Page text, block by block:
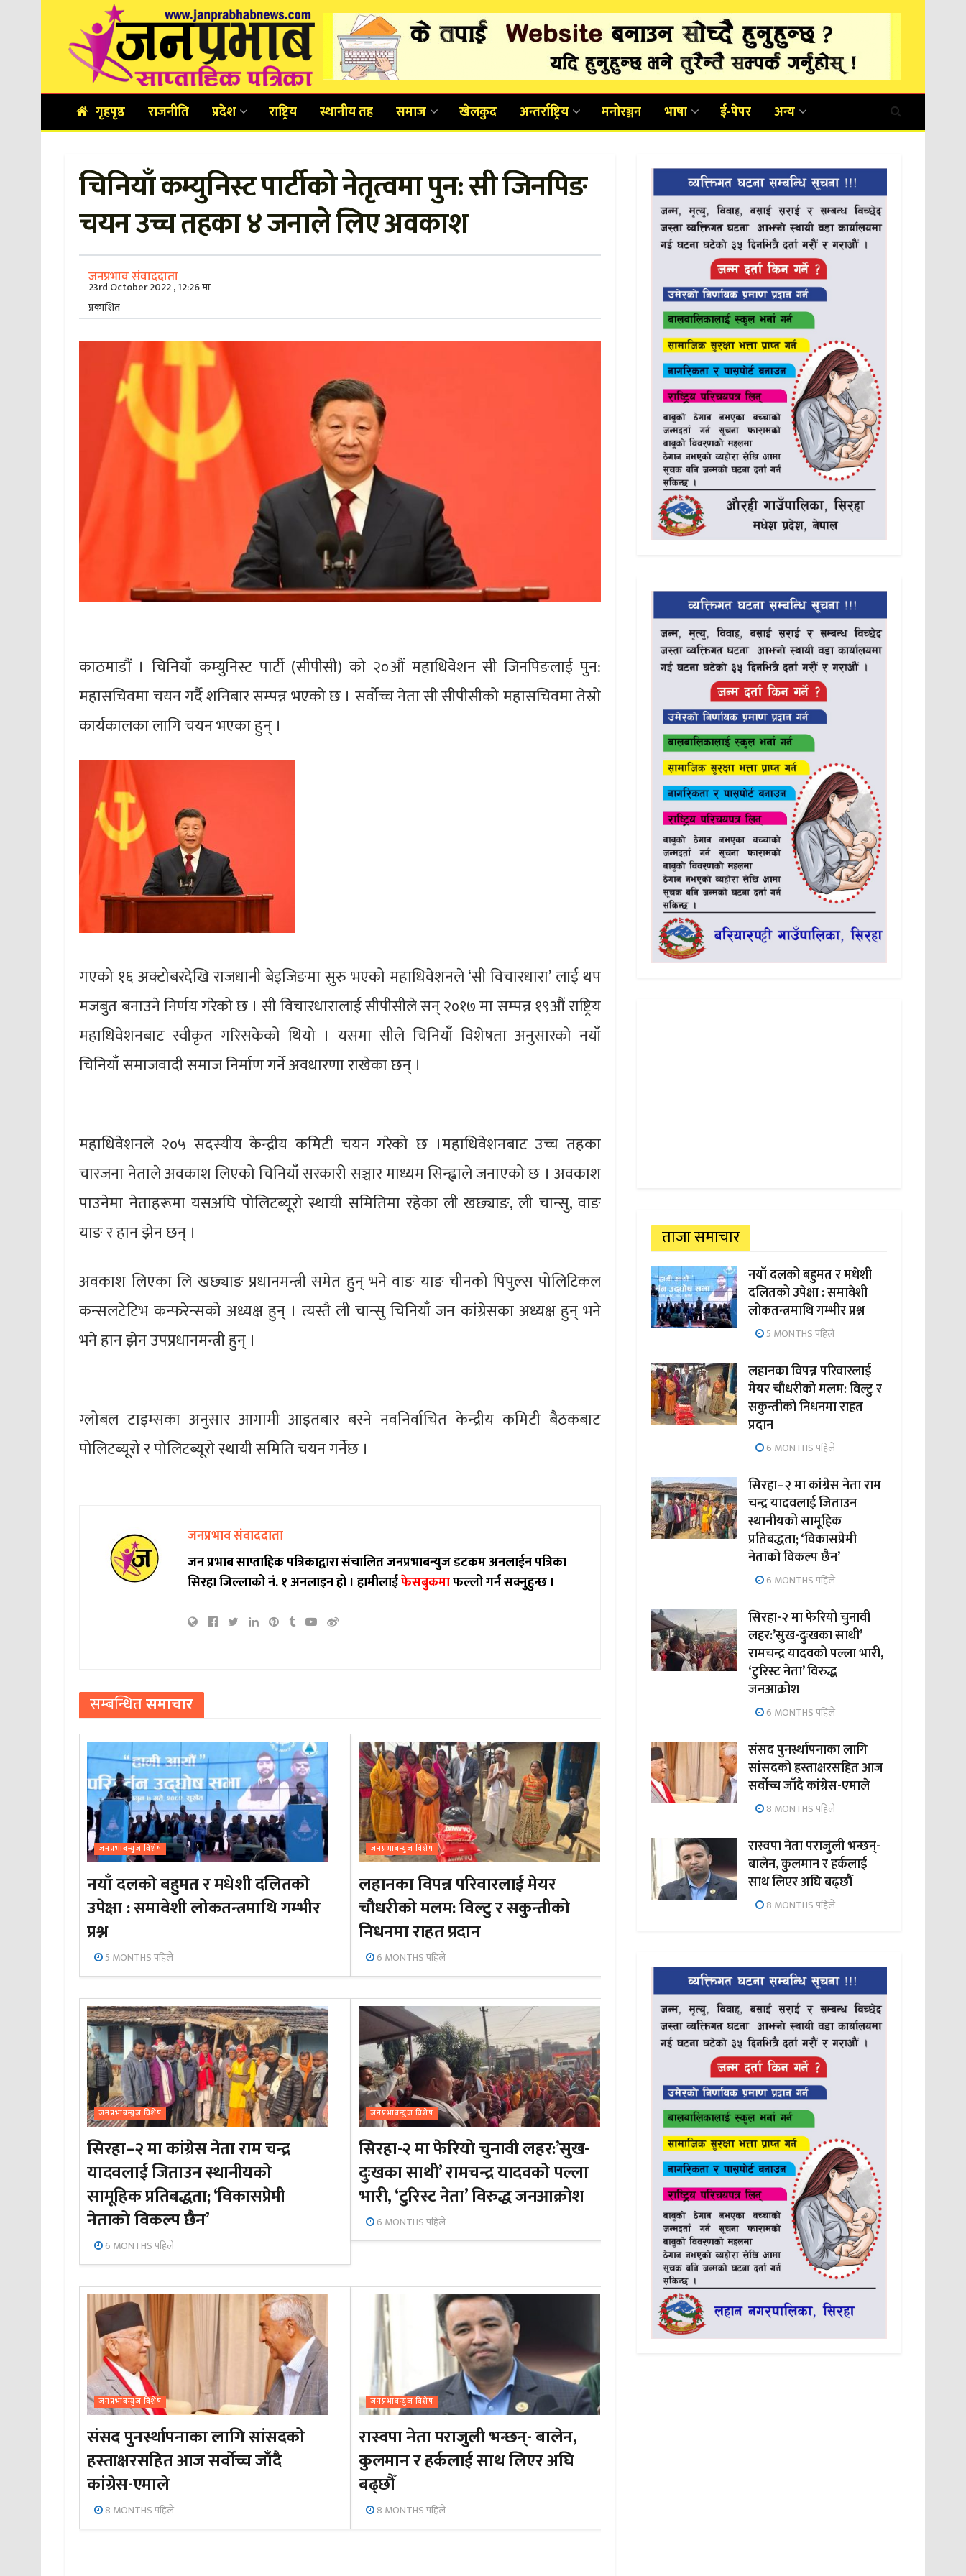
गृहपृष्ठ राजनीति प्रदेश राष्ट्रिय स्थानीय तह समाज खेलकुद अन्तर्राष्ट्रिय मनोरञ्जन भाषा ई-पेपर अन्य
चिनियाँ कम्युनिस्ट पार्टीको नेतृत्वमा पुन: सी जिनपिङ
चयन उच्च तहका ४ जनाले लिए अवकाश
जनप्रभाव संवाददाता
23rd October 2022 , 12:26 मा
प्रकाशित
काठमाडौं । चिनियाँ कम्युनिस्ट पार्टी (सीपीसी) को २०औं महाधिवेशन सी जिनपिङलाई पुन:
महासचिवमा चयन गर्दै शनिबार सम्पन्न भएको छ । सर्वोच्च नेता सी सीपीसीको महासचिवमा तेस्रो
कार्यकालका लागि चयन भएका हुन् ।
गएको १६ अक्टोबरदेखि राजधानी बेइजिङमा सुरु भएको महाधिवेशनले ‘सी विचारधारा’ लाई थप
मजबुत बनाउने निर्णय गरेको छ । सी विचारधारालाई सीपीसीले सन् २०१७ मा सम्पन्न १९औं राष्ट्रिय
महाधिवेशनबाट स्वीकृत गरिसकेको थियो । यसमा सीले चिनियाँ विशेषता अनुसारको नयाँ
चिनियाँ समाजवादी समाज निर्माण गर्ने अवधारणा राखेका छन् ।
महाधिवेशनले २०५ सदस्यीय केन्द्रीय कमिटी चयन गरेको छ ।महाधिवेशनबाट उच्च तहका
चारजना नेताले अवकाश लिएको चिनियाँ सरकारी सञ्चार माध्यम सिन्ह्वाले जनाएको छ । अवकाश
पाउनेमा नेताहरूमा यसअघि पोलिटब्यूरो स्थायी समितिमा रहेका ली खछ्याङ, ली चान्सु, वाङ
याङ र हान झेन छन् ।
अवकाश लिएका लि खछ्याङ प्रधानमन्त्री समेत हुन् भने वाङ याङ चीनको पिपुल्स पोलिटिकल
कन्सलटेटिभ कन्फरेन्सको अध्यक्ष हुन् । त्यस्तै ली चान्सु चिनियाँ जन कांग्रेसका अध्यक्ष हुन् भने
भने हान झेन उपप्रधानमन्त्री हुन् ।
ग्लोबल टाइम्सका अनुसार आगामी आइतबार बस्ने नवनिर्वाचित केन्द्रीय कमिटी बैठकबाट
पोलिटब्यूरो र पोलिटब्यूरो स्थायी समिति चयन गर्नेछ ।
जनप्रभाव संवाददाता
जन प्रभाब साप्ताहिक पत्रिकाद्वारा संचालित जनप्रभाबन्युज डटकम अनलाईन पत्रिका
सिरहा जिल्लाको नं. १ अनलाइन हो ।हामीलाईफेसबुकमाफल्लो गर्न सक्नुहुन्छ ।
सम्बन्धितसमाचार
जनप्रभाबन्युज विशेष
नयाँ दलको बहुमत र मधेशी दलितको
उपेक्षा : समावेशी लोकतन्त्रमाथि गम्भीर
प्रश्न
5 MONTHS पहिले
जनप्रभाबन्युज विशेष
लहानका विपन्न परिवारलाई मेयर
चौधरीको मलम: विल्टु र सकुन्तीको
निधनमा राहत प्रदान
6 MONTHS पहिले
जनप्रभाबन्युज विशेष
सिरहा–२ मा कांग्रेस नेता राम चन्द्र
यादवलाई जिताउन स्थानीयको
सामूहिक प्रतिबद्धता; ‘विकासप्रेमी
नेताको विकल्प छैन’
6 MONTHS पहिले
जनप्रभाबन्युज विशेष
सिरहा-२ मा फेरियो चुनावी लहर:’सुख-
दुःखका साथी’ रामचन्द्र यादवको पल्ला
भारी, ‘टुरिस्ट नेता’ विरुद्ध जनआक्रोश
6 MONTHS पहिले
जनप्रभाबन्युज विशेष
संसद पुनर्स्थापनाका लागि सांसदको
हस्ताक्षरसहित आज सर्वोच्च जाँदै
कांग्रेस-एमाले
8 MONTHS पहिले
जनप्रभाबन्युज विशेष
रास्वपा नेता पराजुली भन्छन्- बालेन,
कुलमान र हर्कलाई साथ लिएर अघि
बढ्छौँ
8 MONTHS पहिले
ताजा समाचार
नयाँ दलको बहुमत र मधेशी
दलितको उपेक्षा : समावेशी
लोकतन्त्रमाथि गम्भीर प्रश्न
5 MONTHS पहिले
लहानका विपन्न परिवारलाई
मेयर चौधरीको मलम: विल्टु र
सकुन्तीको निधनमा राहत
प्रदान
6 MONTHS पहिले
सिरहा–२ मा कांग्रेस नेता राम
चन्द्र यादवलाई जिताउन
स्थानीयको सामूहिक
प्रतिबद्धता; ‘विकासप्रेमी
नेताको विकल्प छैन’
6 MONTHS पहिले
सिरहा-२ मा फेरियो चुनावी
लहर:’सुख-दुःखका साथी’
रामचन्द्र यादवको पल्ला भारी,
‘टुरिस्ट नेता’ विरुद्ध
जनआक्रोश
6 MONTHS पहिले
संसद पुनर्स्थापनाका लागि
सांसदको हस्ताक्षरसहित आज
सर्वोच्च जाँदै कांग्रेस-एमाले
8 MONTHS पहिले
रास्वपा नेता पराजुली भन्छन्-
बालेन, कुलमान र हर्कलाई
साथ लिएर अघि बढ्छौँ
8 MONTHS पहिले